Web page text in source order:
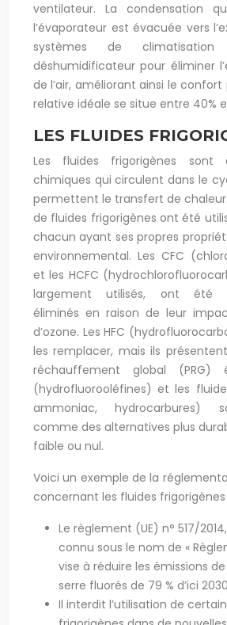
ventilateur. La condensation
l’évaporateur est évacuée vers
systèmes de
déshumidificateur pour éliminer
de l’air, améliorant ainsi le confort
relative idéale se situe entre 40%
LES FLUIDES
Les fluides frigorigènes sont
chimiques qui circulent dans le
permettent le transfert de
de fluides frigorigènes ont été
chacun ayant ses propres
environnemental. Les CFC
et les HCFC
largement utilisés, ont été
éliminés en raison de leur
d’ozone. Les HFC
les remplacer, mais ils
réchauffement global (PRG)
(hydrofluorooléfines) et les
ammoniac, hydrocarbures)
comme des alternatives plus
faible ou nul.
Voici un exemple de la
concernant les fluides frigorigènes
Le règlement (UE) n° 517/
connu sous le nom de «
vise à réduire les émissions
serre fluorés de 79 % d’ici
Il interdit l’utilisation de